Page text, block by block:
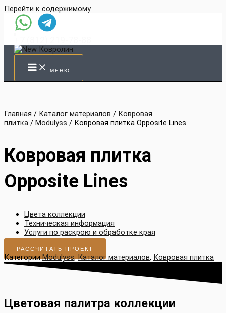
Перейти к содержимому
МЕНЮ
Главная / Каталог материалов / Ковровая
плитка / Modulyss / Ковровая плитка Opposite Lines
Ковровая плитка
Opposite Lines
Цвета коллекции
Техническая информация
Услуги по раскрою и обработке края
РАССЧИТАТЬ ПРОЕКТ
Категории Modulyss,Каталог материалов, Ковровая плитка
Цветовая палитра коллекции